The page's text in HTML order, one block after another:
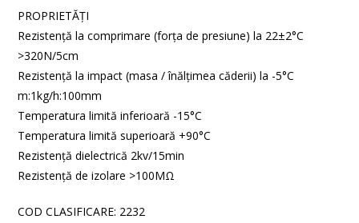
PROPRIETĂŢI
Rezistenţă la comprimare (forţa de presiune) la 22±2°C
>320Ν/5cm
Rezistenţă la impact (masa / înălţimea căderii) la -5°C
m:1kg/h:100mm
Temperatura limită inferioară -15°C
Temperatura limită superioară +90°C
Rezistenţă dielectrică 2kv/15min
Rezistenţă de izolare >100ΜΩ
COD CLASIFICARE: 2232